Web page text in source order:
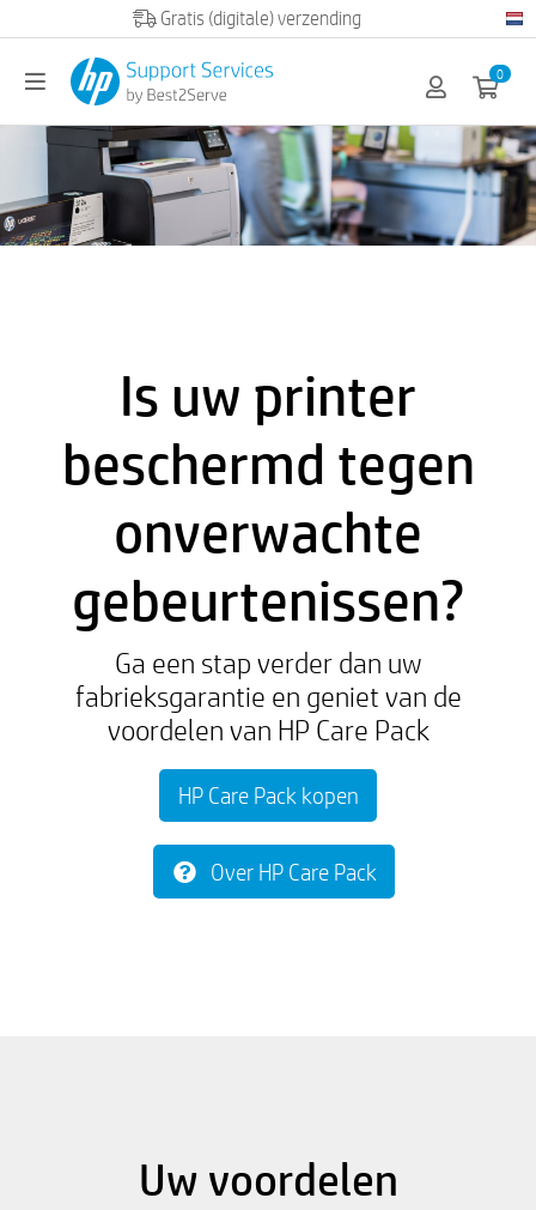
Officiële HP partner
0
Is uw printer
beschermd tegen
onverwachte
gebeurtenissen?
Ga een stap verder dan uw
fabrieksgarantie en geniet van de
voordelen van HP Care Pack
HP Care Pack kopen
Over HP Care Pack
Uw voordelen